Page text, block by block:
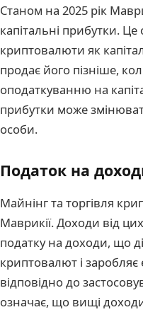
Станом на 2025 рік
капітальні прибутки.
криптовалюти як
продає його пізніше,
оподаткуванню на
прибутки може
особи.
Податок на
Майнінг та торгівля
Маврикії. Доходи від
податку на доходи, що
криптовалют і
відповідно до
означає, що вищі